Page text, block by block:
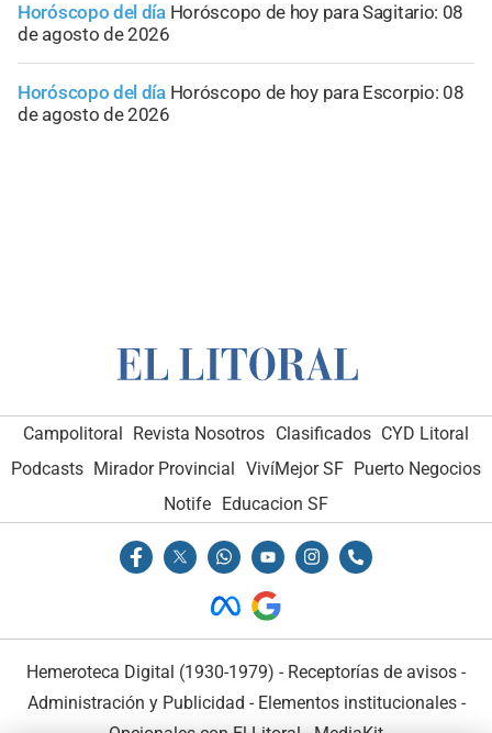
Horóscopo del día Horóscopo de hoy para Sagitario: 08
de agosto de 2026
Horóscopo del día Horóscopo de hoy para Escorpio: 08
de agosto de 2026
Campolitoral Revista Nosotros Clasificados CYD Litoral
Podcasts Mirador Provincial VivíMejor SF Puerto Negocios
Notife Educacion SF
Hemeroteca Digital (1930-1979) - Receptorías de avisos -
Administración y Publicidad - Elementos institucionales-